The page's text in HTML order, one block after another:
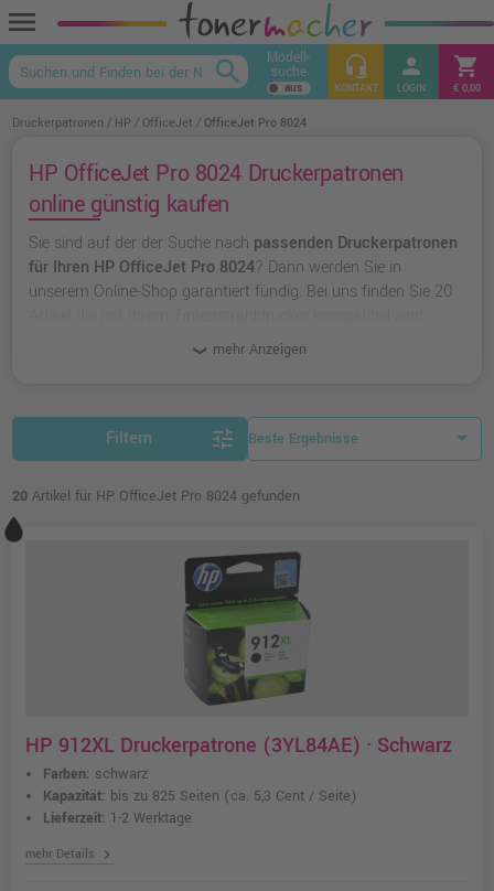
menu
keyboard_arrow_up
search Modell-
suche headset_mic
KONTAKT
person
LOGIN
shopping_cart
€ 0,00
Druckerpatronen HP OfficeJet OfficeJet Pro 8024
HP OfficeJet Pro 8024 Druckerpatronen
online günstig kaufen
Sie sind auf der der Suche nach passenden Druckerpatronen
für Ihren HP OfficeJet Pro 8024? Dann werden Sie in
unserem Online-Shop garantiert fündig. Bei uns finden Sie 20
originalen Druckerpatronen von HP
unserer Hausmarke Ampertec
mehr Anzeigen
Filtern tune
20 Artikel für HP OfficeJet Pro 8024 gefunden
HP 912XL Druckerpatrone (3YL84AE) · Schwarz
Farben: schwarz
Kapazität: bis zu 825 Seiten (ca. 5,3 Cent / Seite)
Lieferzeit: 1-2 Werktage
mehr Details chevron_right